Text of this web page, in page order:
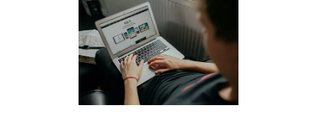
GUIA DE COMPRAS
GUIA DE COMPRAS